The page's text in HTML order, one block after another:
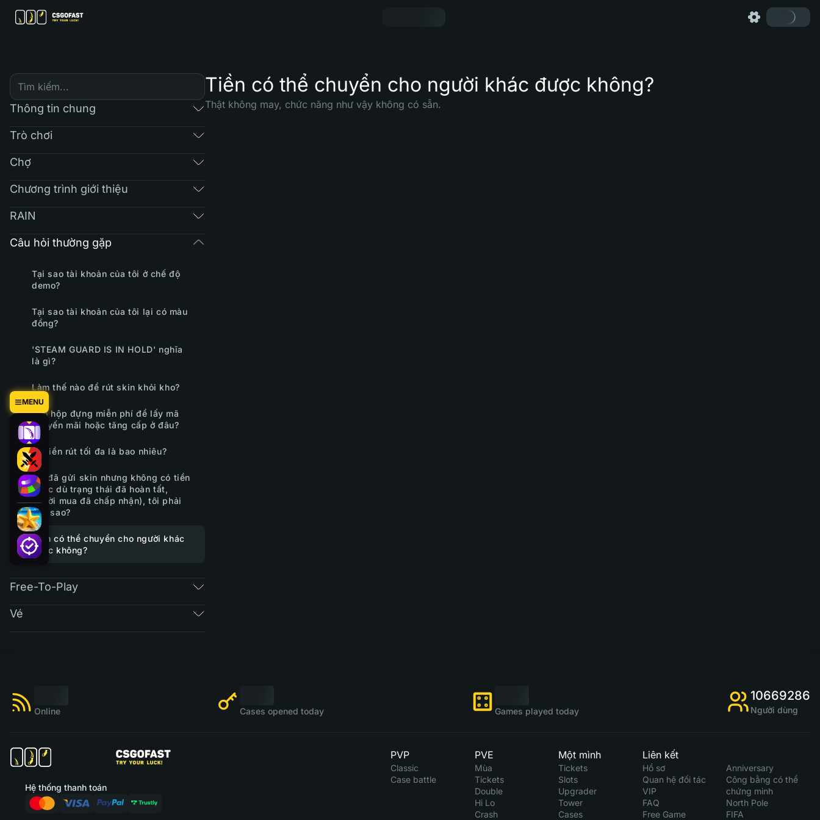
MENU
Thông tin chung
Trò chơi
Chợ
Chương trình giới thiệu
RAIN
Câu hỏi thường gặp
Tại sao tài khoản của tôi ở chế độ
demo?
Tại sao tài khoản của tôi lại có màu
đồng?
'STEAM GUARD IS IN HOLD' nghĩa
là gì?
Làm thế nào để rút skin khỏi kho?
Tìm hộp đựng miễn phí để lấy mã
khuyến mãi hoặc tăng cấp ở đâu?
Số tiền rút tối đa là bao nhiêu?
Tôi đã gửi skin nhưng không có tiền
(mặc dù trạng thái đã hoàn tất,
người mua đã chấp nhận), tôi phải
làm sao?
Tiền có thể chuyển cho người khác
được không?
Free-To-Play
Vé
Tiền có thể chuyển cho người khác được không?
Thật không may, chức năng như vậy không có sẵn.
Online Cases opened today Games played today
10669286
Người dùng
Hệ thống thanh toán
PVP
Classic
Case battle
PVE
Mùa
Tickets
Double
Hi Lo
Crash
Một mình
Tickets
Slots
Upgrader
Tower
Cases
Liên kết
Hồ sơ
Quan hệ đối tác
VIP
FAQ
Free Game
Anniversary
Công bằng có thể
chứng minh
North Pole
FIFA